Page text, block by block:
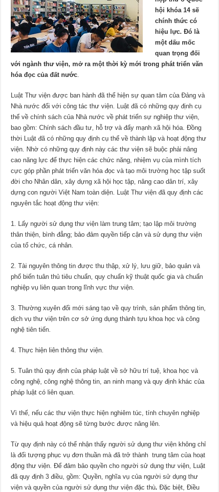
hội khóa 14 sẽ
chính thức có
hiệu lực. Đó là
một dấu mốc
quan trọng đối
với ngành thư viện, mở ra một thời kỳ mới trong phát triển văn
hóa đọc của đất nước
Luật Thư viện được ban hành đã thể hiện sự quan tâm của Đảng và
Nhà nước đối với công tác thư viện. Luật đã có những quy định cụ
thể về chính sách của Nhà nước về phát triển sự nghiệp thư viện,
bao gồm: Chính sách đầu tư, hỗ trợ và đẩy mạnh xã hội hóa. Đồng
thời Luật đã có những quy định cụ thể về thành lập và hoạt động thư
viện. Nhờ có những quy định này các thư viện sẽ buộc phải nâng
cao năng lực để thực hiện các chức năng, nhiệm vụ của mình tích
cực góp phần phát triển văn hóa đọc và tạo môi trường học tập suốt
đời cho Nhân dân, xây dựng xã hội học tập, nâng cao dân trí, xây
dựng con người Việt Nam toàn diện. Luật Thư viện đã quy định các
nguyên tắc hoạt động thư viện:
1. Lấy người sử dụng thư viện làm trung tâm; tạo lập môi trường
thân thiện, bình đẳng; bảo đảm quyền tiếp cận và sử dụng thư viện
của tổ chức, cá nhân.
2. Tài nguyên thông tin được thu thập, xử lý, lưu giữ, bảo quản và
phổ biến tuân thủ tiêu chuẩn, quy chuẩn kỹ thuật quốc gia và chuẩn
nghiệp vụ liên quan trong lĩnh vực thư viện.
3. Thường xuyên đổi mới sáng tạo về quy trình, sản phẩm thông tin,
dịch vụ thư viện trên cơ sở ứng dụng thành tựu khoa học và công
nghệ tiên tiến.
4. Thực hiện liên thông thư viện.
5. Tuân thủ quy định của pháp luật về sở hữu trí tuệ, khoa học và
công nghệ, công nghệ thông tin, an ninh mạng và quy định khác của
pháp luật có liên quan.
Vì thế, nếu các thư viện thực hiện nghiêm túc, tính chuyên nghiệp
và hiệu quả hoạt động sẽ từng bước được nâng lên.
Từ quy định này có thể nhận thấy người sử dụng thư viện không chỉ
là đối tượng phục vụ đơn thuần mà đã trở thành trung tâm của hoạt
động thư viện. Để đảm bảo quyền cho người sử dụng thư viện, Luật
đã quy định 3 điều, gồm: Quyền, nghĩa vụ của người sử dụng thư
viện và quyền của người sử dụng thư viện đặc thù. Đặc biệt, Điều